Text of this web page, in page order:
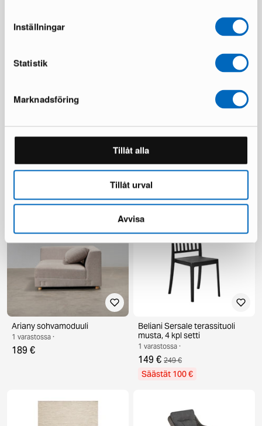
Inställningar
Statistik
Marknadsföring
Tillåt alla
Tillåt urval
Avvisa
KM Home Relax matto 240 x
1 varastossa ·
Chesterfield Lyx nojatuoli
tummanruskea nahka
1 varastossa ·
Ariany sohvamoduuli
1 varastossa ·
189 €
Beliani Sersale terassituoli
musta, 4 kpl setti
1 varastossa ·
149 € 249 €
Säästät 100 €